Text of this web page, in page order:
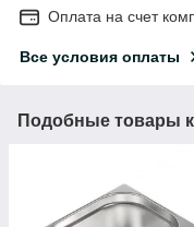
Оплата на счет
Все условия оплаты
Подобные товары